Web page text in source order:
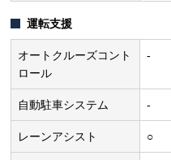
運転支援
オートクルーズコント
ロール
-
自動駐車システム -
レーンアシスト ○